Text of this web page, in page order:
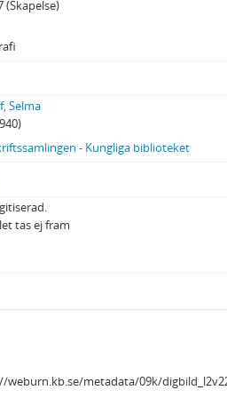
(Skapelse)
Selma
- Kungliga biblioteket
tas ej fram
weburn.kb.se/metadata/09k/